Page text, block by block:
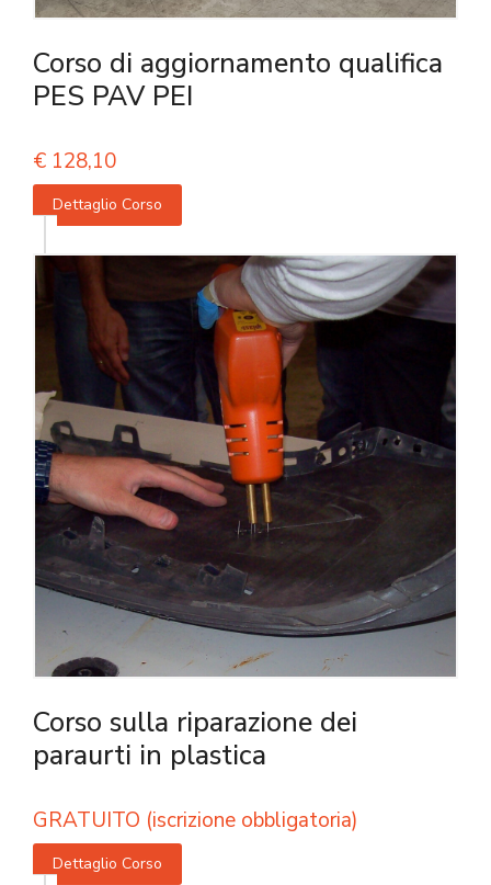
Corso di aggiornamento qualifica
PES PAV PEI
€ 128,10
Dettaglio Corso
Corso sulla riparazione dei
paraurti in plastica
GRATUITO (iscrizione obbligatoria)
Dettaglio Corso